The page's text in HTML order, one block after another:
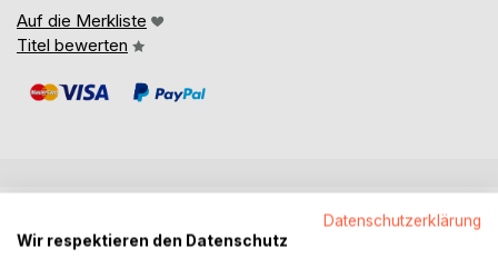
Auf die Merkliste
Titel bewerten
Datenschutzerklärung
Wir respektieren den Datenschutz